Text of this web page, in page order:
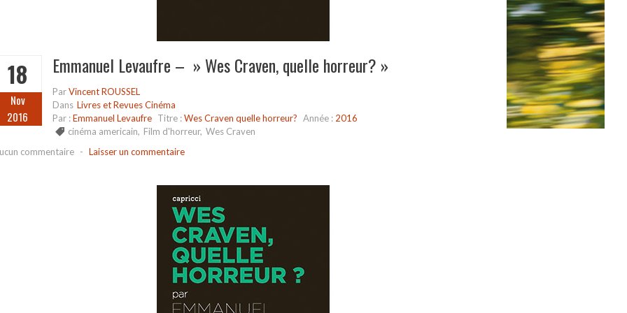
18
Nov
2016
Emmanuel Levaufre – » Wes Craven, quelle horreur? »
ParVincent ROUSSEL
Dans Livres et Revues Cinéma
Par :Emmanuel Levaufre Titre :Wes Craven quelle horreur? Année : 2016
cinéma americain, Film d'horreur, Wes Craven
commentaire - Laisser un commentaire